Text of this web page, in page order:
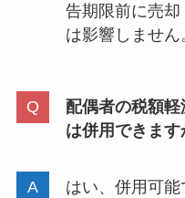
告期限前に売
は影響しません
配偶者の税額
は併用できます
はい、併用可能